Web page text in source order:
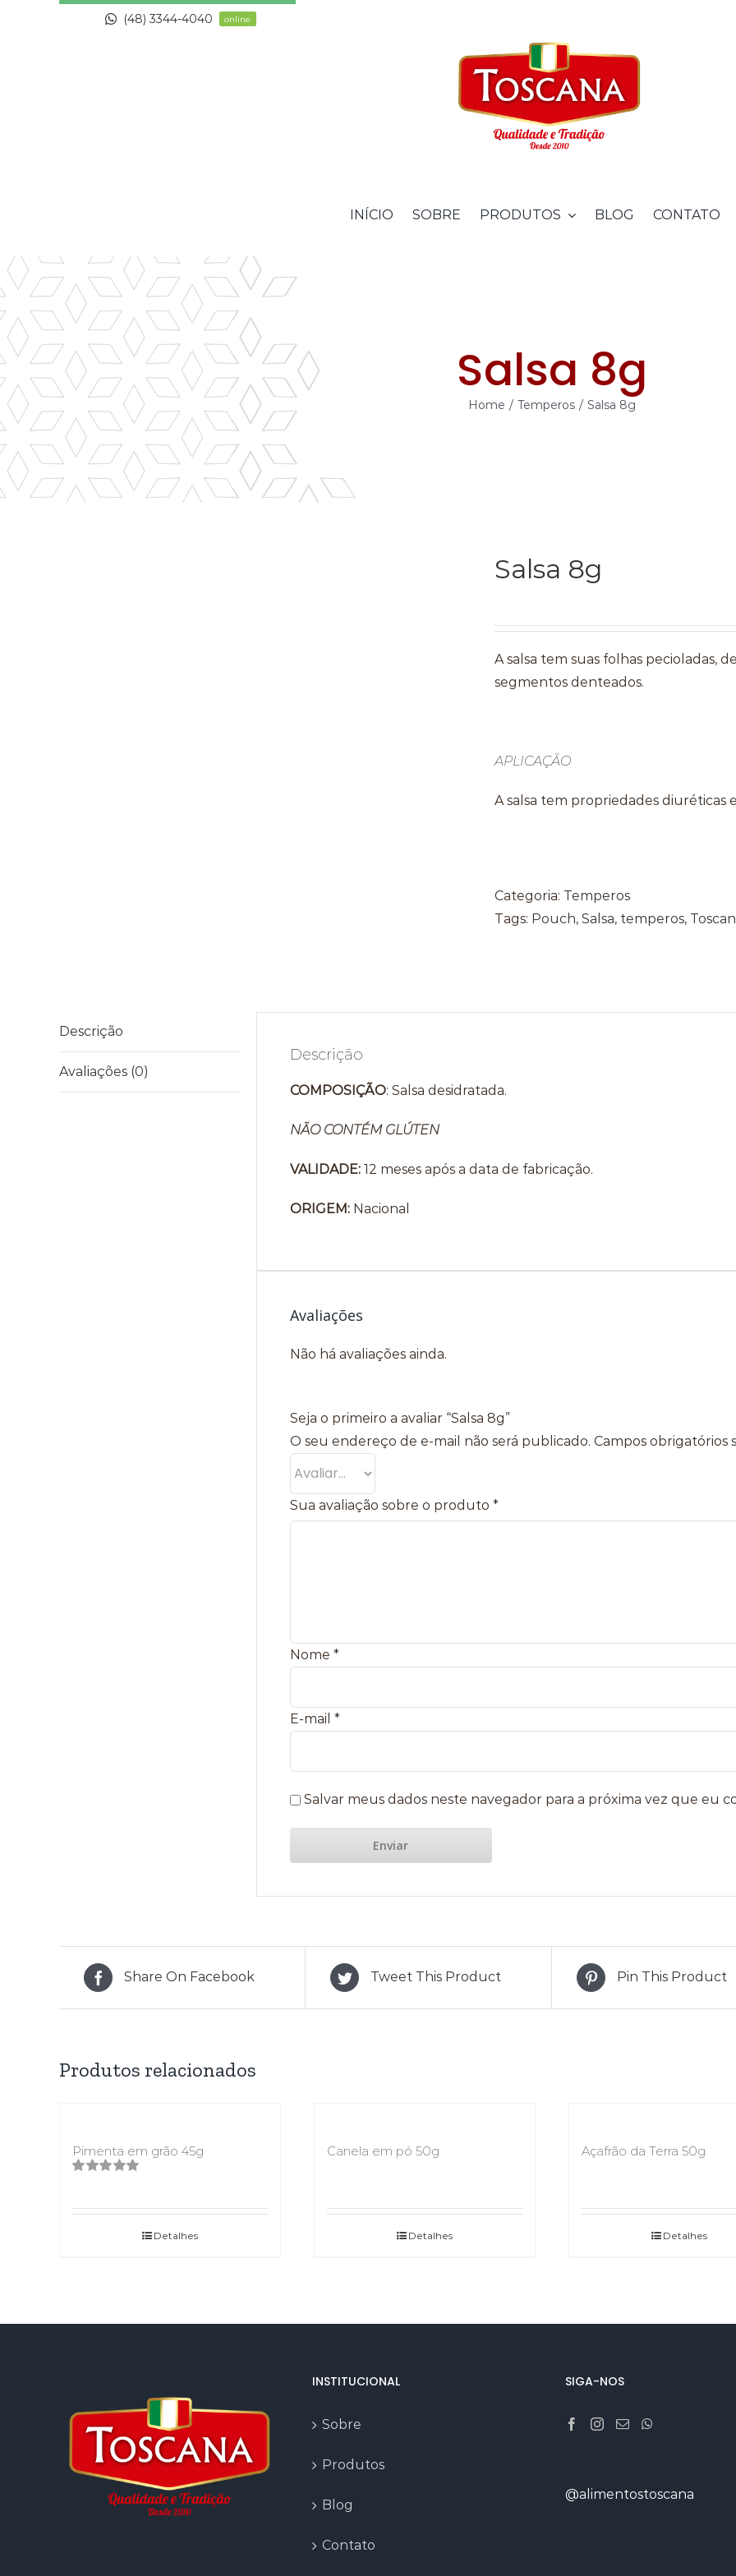
(48) 3344-4040 online
INÍCIO SOBRE PRODUTOS BLOG CONTATO
Salsa 8g
Home / Temperos / Salsa 8g
Salsa 8g
A salsa tem suas folhas pecioladas,
segmentos denteados.
APLICAÇÃO
A salsa tem propriedades diuréticas
Categoria: Temperos
Tags: Pouch, Salsa, temperos,
Descrição
Avaliações (0)
Descrição
COMPOSIÇÃO: Salsa desidratada.
NÃO CONTÉM GLÚTEN
VALIDADE: 12 meses após a data de fabricação.
ORIGEM: Nacional
Avaliações
Não há avaliações ainda.
Seja o primeiro a avaliar “Salsa 8g”
O seu endereço de e-mail não será publicado. Campos obrigatórios
Sua avaliação sobre o produto *
Nome *
E-mail *
Salvar meus dados neste navegador para a próxima vez que eu
Share On Facebook Tweet This Product Pin This Product
Produtos relacionados
Pimenta em grão 45g
Detalhes
Canela em pó 50g
Detalhes
Açafrão da Terra 50g
Detalhes
INSTITUCIONAL
Sobre
Produtos
Blog
Contato
SIGA-NOS
@alimentostoscana